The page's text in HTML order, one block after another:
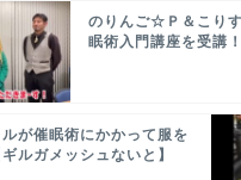
のりんご☆Ｐ＆こり
眠術入門講座を受講
が催眠術にかかって服を
ルガメッシュないと】